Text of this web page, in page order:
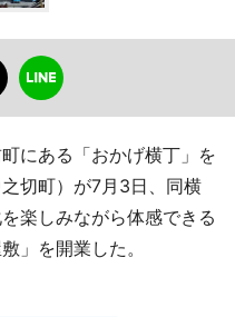
にある「おかげ横丁」を
切町）が7月3日、同横
楽しみながら体感できる
」を開業した。